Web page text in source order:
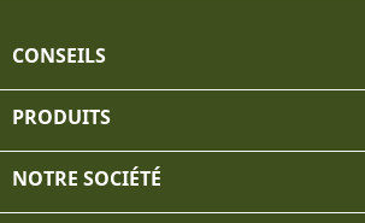
CONSEILS
PRODUITS
NOTRE SOCIÉTÉ